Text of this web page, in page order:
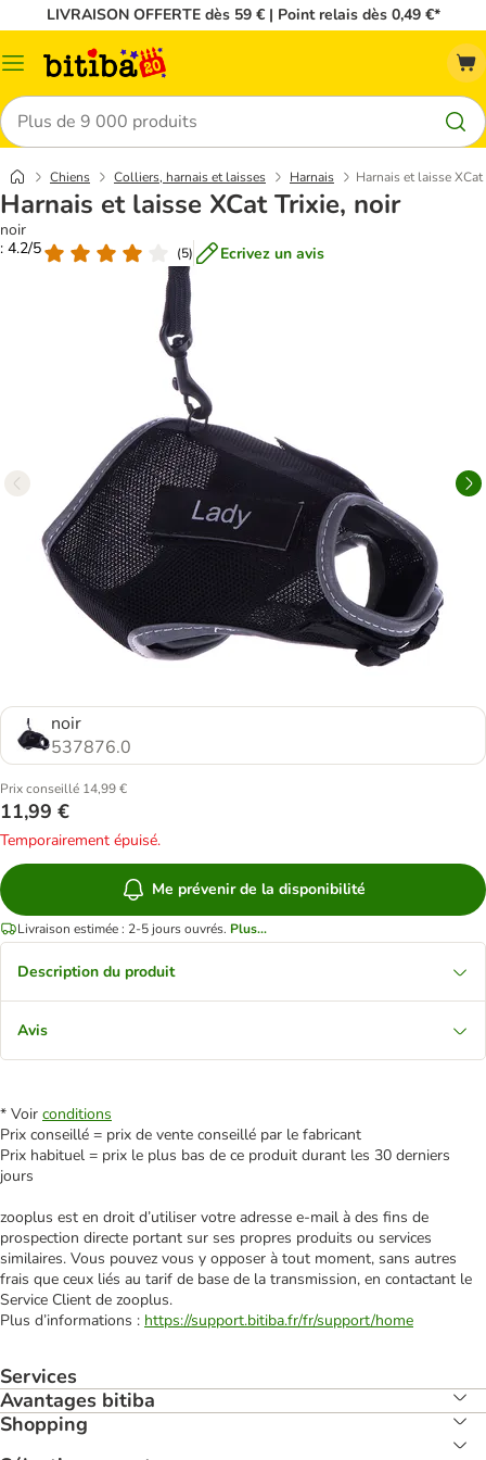
LIVRAISON OFFERTE dès 59 € | Point relais dès 0,49 €*
Menu
Rechercher
Chiens Colliers, harnais et laisses Harnais Harnais et laisse
Harnais et laisse XCat Trixie, noir
noir
: 4.2/5
(5) Ecrivez un avis
noir
537876.0
Prix conseillé 14,99 €
11,99 €
Temporairement épuisé.
Me prévenir de la disponibilité
Livraison estimée : 2-5 jours ouvrés. Plus...
Description du produit
Avis
* Voir conditions
Prix conseillé = prix de vente conseillé par le fabricant
Prix habituel = prix le plus bas de ce produit durant les 30 derniers
jours
zooplus est en droit d’utiliser votre adresse e‑mail à des fins de
prospection directe portant sur ses propres produits ou services
similaires. Vous pouvez vous y opposer à tout moment, sans autres
frais que ceux liés au tarif de base de la transmission, en contactant le
Service Client de zooplus.
Plus d’informations : https://support.bitiba.fr/fr/support/home
Services
Avantages bitiba
Shopping